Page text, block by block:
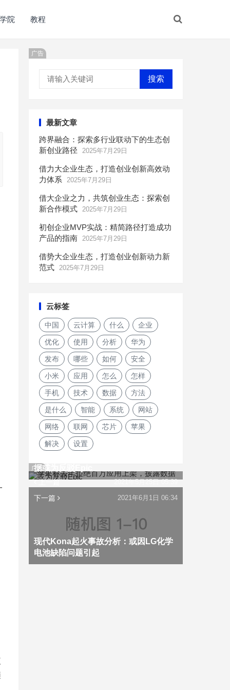
院 教程
广告
搜索
最新文章
跨界融合：探索多行业联动下的生态创
新创业路径
2025年7月29日
借力大企业生态，打造创业创新高效动
力体系
2025年7月29日
借大企业之力，共筑创业生态：探索创
新合作模式 2025年7月29日
初创企业MVP实战：精简路径打造成功
产品的指南 2025年7月29日
借势大企业生态，打造创业创新动力新
范式 2025年7月29日
云标签
中国 云计算 什么 企业
优化 使用 分析 华为
发布 哪些 如何 安全
小米 应用 怎么 怎样
手机 技术 数据 方法
是什么 智能 系统 网站
网络 联网 芯片 苹果
解决 设置
广告
上一篇
据或为反驳Epic
2021年5月25日 05:39
下一篇
现代Kona起火事故分析：或因LG化学
电池缺陷问题引起
2021年6月1日 06:34